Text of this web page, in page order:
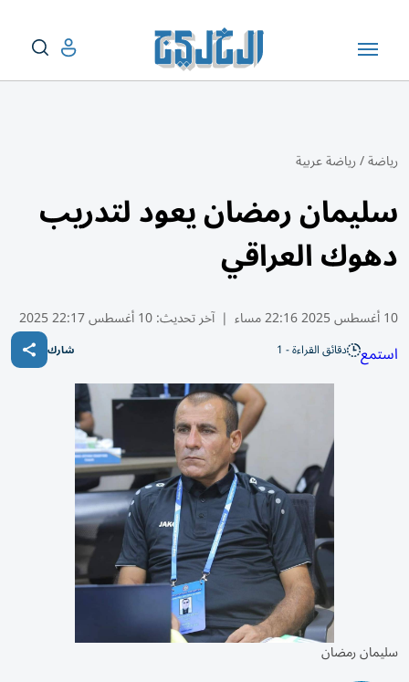
رياضة/رياضة عربية
سليمان رمضان يعود لتدريب
دهوك العراقي
10 أغسطس 2025 22:16 مساء | آخر تحديث:10 أغسطس 22:17 2025
استمع دقائق القراءة - 1 شارك
سليمان رمضان